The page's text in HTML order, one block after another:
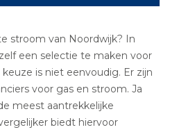
stroom van Noordwijk? In
een selectie te maken voor
is niet eenvoudig. Er zijn
voor gas en stroom. Ja
meest aantrekkelijke
biedt hiervoor